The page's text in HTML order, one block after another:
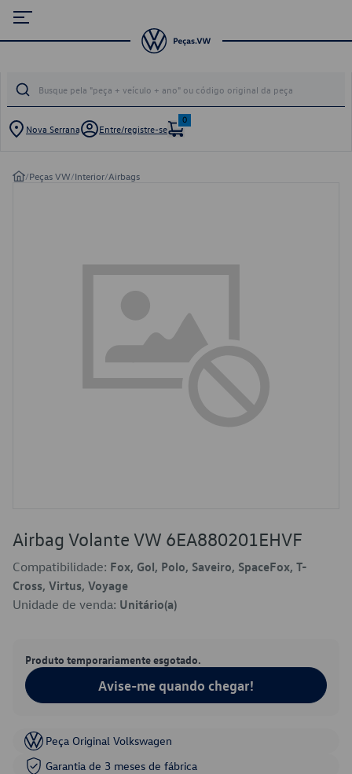
Nova Serrana Entre/registre-se
0
/Peças VW/Interior/Airbags
Airbag Volante VW 6EA880201EHVF
Compatibilidade: Fox, Gol, Polo, Saveiro, SpaceFox, T-
Cross, Virtus, Voyage
Unidade de venda: Unitário(a)
Produto temporariamente esgotado.
Avise-me quando chegar!
Peça Original Volkswagen
Garantia de 3 meses de fábrica